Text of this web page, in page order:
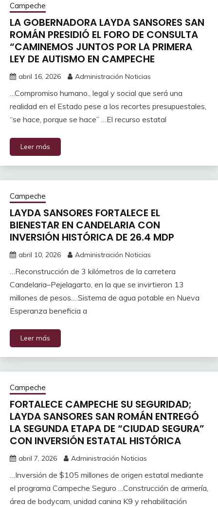
Campeche
LA GOBERNADORA LAYDA SANSORES SAN
ROMÁN PRESIDIÓ EL FORO DE CONSULTA
“CAMINEMOS JUNTOS POR LA PRIMERA
LEY DE AUTISMO EN CAMPECHE
abril 16, 2026 Administración Noticias
…Compromiso humano., legal y social que será una
realidad en el Estado pese a los recortes presupuestales,
“se hace, porque se hace” …El recurso estatal
Leer más
Campeche
LAYDA SANSORES FORTALECE EL
BIENESTAR EN CANDELARIA CON
INVERSIÓN HISTÓRICA DE 26.4 MDP
abril 10, 2026 Administración Noticias
…Reconstrucción de 3 kilómetros de la carretera
Candelaria–Pejelagarto, en la que se invirtieron 13
millones de pesos.…Sistema de agua potable en Nueva
Esperanza beneficia a
Leer más
Campeche
FORTALECE CAMPECHE SU SEGURIDAD;
LAYDA SANSORES SAN ROMÁN ENTREGÓ
LA SEGUNDA ETAPA DE “CIUDAD SEGURA”
CON INVERSIÓN ESTATAL HISTÓRICA
abril 7, 2026 Administración Noticias
…Inversión de $105 millones de origen estatal mediante
el programa Campeche Seguro …Construcción de armería,
área de bodycam, unidad canina K9 y rehabilitación